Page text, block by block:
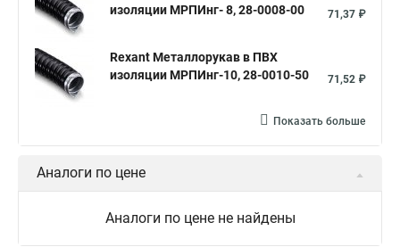
изоляции МРПИнг- 8, 28-0008-00
71,37 ₽
Rexant Металлорукав в ПВХ
изоляции МРПИнг-10, 28-0010-50
71,52 ₽
Показать больше
Аналоги по цене
Аналоги по цене не найдены